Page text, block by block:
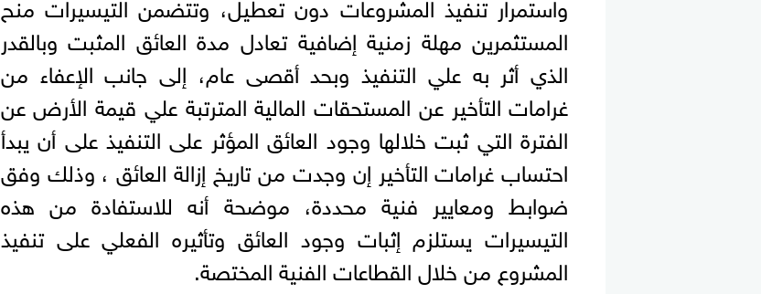
المستثمرين مهلة زمنية إضافية تعادل مدة العائق المثبت وبالقدر
الذي أثر به علي التنفيذ وبحد أقصى عام، إلى جانب الإعفاء من
غرامات التأخير عن المستحقات المالية المترتبة علي قيمة الأرض عن
الفترة التي ثبت خلالها وجود العائق المؤثر على التنفيذ على أن يبدأ
احتساب غرامات التأخير إن وجدت من تاريخ إزالة العائق ، وذلك وفق
ضوابط ومعايير فنية محددة، موضحة أنه للاستفادة من هذه
التيسيرات يستلزم إثبات وجود العائق وتأثيره الفعلي على تنفيذ
المشروع من خلال القطاعات الفنية المختصة.